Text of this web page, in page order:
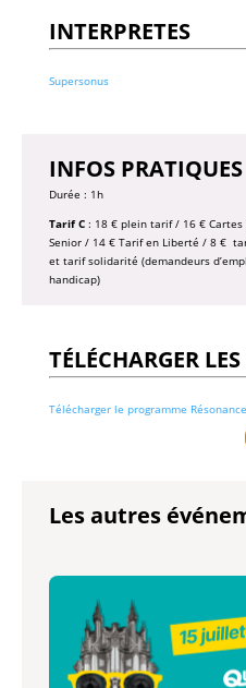
INTERPRETES
Supersonus
INFOS PRATIQUES
Durée : 1h
Tarif C : 18 € plein tarif / 16 €
Senior / 14 € Tarif en Liberté / 8 €
et tarif solidarité (demandeurs
handicap)
TÉLÉCHARGER
Télécharger le programme Résonance
Les autres